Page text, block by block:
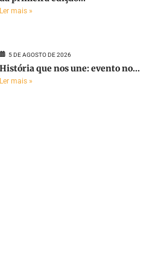
Ler mais »
5 DE AGOSTO DE 2026
História que nos une: evento no...
Ler mais »